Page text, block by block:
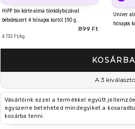
HiPP bio körte-alma tönkölybúzával
bébidesszert 4 hónapos kortól 190 g
899 Ft
4 732 Ft/kg
Univer
hónapos
A 3
Vásárlóink ezzel a termékkel együtt
egyszerre beteheted mindegyiket a
kosárba tenni.